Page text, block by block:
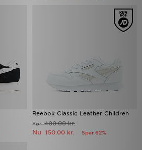
Reebok Classic Leather Children
Før400.00 kr.
Nu 150.00 kr. Spar 62%